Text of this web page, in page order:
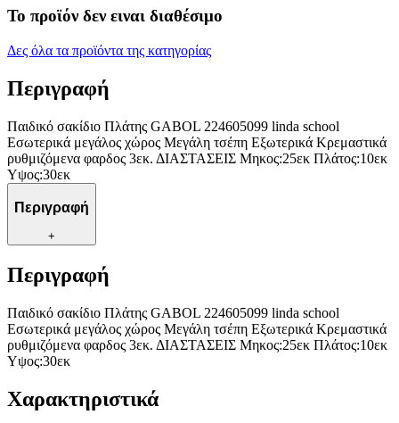
Το προϊόν δεν ειναι διαθέσιμο
Δες όλα τα προϊόντα της κατηγορίας
Περιγραφή
Παιδικό σακίδιο Πλάτης GABOL 224605099 linda school
Εσωτερικά μεγάλος χώρος Μεγάλη τσέπη Εξωτερικά Κρεμαστικά
ρυθμιζόμενα φαρδος 3εκ. ΔΙΑΣΤΑΣΕΙΣ Μηκος:25εκ Πλάτος:10εκ
Υψος:30εκ
Περιγραφή
+
Περιγραφή
Παιδικό σακίδιο Πλάτης GABOL 224605099 linda school
Εσωτερικά μεγάλος χώρος Μεγάλη τσέπη Εξωτερικά Κρεμαστικά
ρυθμιζόμενα φαρδος 3εκ. ΔΙΑΣΤΑΣΕΙΣ Μηκος:25εκ Πλάτος:10εκ
Υψος:30εκ
Χαρακτηριστικά